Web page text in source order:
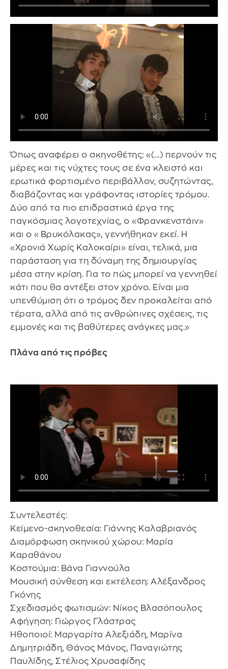
Όπως αναφέρει ο σκηνοθέτης: «(...) περνούν τις
μέρες και τις νύχτες τους σε ένα κλειστό και
ερωτικά φορτισμένο περιβάλλον, συζητώντας,
διαβάζοντας και γράφοντας ιστορίες τρόμου.
Δύο από τα πιο επιδραστικά έργα της
παγκόσμιας λογοτεχνίας, ο «Φρανκενστάιν»
και ο «Βρυκόλακας», γεννήθηκαν εκεί. Η
«Χρονιά Χωρίς Καλοκαίρι» είναι, τελικά, μια
παράσταση για τη δύναμη της δημιουργίας
μέσα στην κρίση. Για το πώς μπορεί να γεννηθεί
κάτι που θα αντέξει στον χρόνο. Είναι μια
υπενθύμιση ότι ο τρόμος δεν προκαλείται από
τέρατα, αλλά από τις ανθρώπινες σχέσεις, τις
εμμονές και τις βαθύτερες ανάγκες μας.»
Πλάνα από τις πρόβες
Συντελεστές:
Κείμενο-σκηνοθεσία: Γιάννης Καλαβριανός
Διαμόρφωση σκηνικού χώρου: Μαρία
Καραθάνου
Κοστούμια: Βάνα Γιαννούλα
Μουσική σύνθεση και εκτέλεση: Αλέξανδρος
Γκόνης
Σχεδιασμός φωτισμών: Νίκος Βλασόπουλος
Αφήγηση: Γιώργος Γλάστρας
Ηθοποιοί: Μαργαρίτα Αλεξιάδη, Μαρίνα
Δημητριάδη, Θάνος Μάνος, Παναγιώτης
Παυλίδης, Στέλιος Χρυσαφίδης